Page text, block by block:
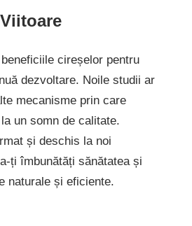
cireșelor pentru
dezvoltare. Noile studii ar
mecanisme prin care
un somn de calitate.
și deschis la noi
ți îmbunătăți sănătatea și
naturale și eficiente.